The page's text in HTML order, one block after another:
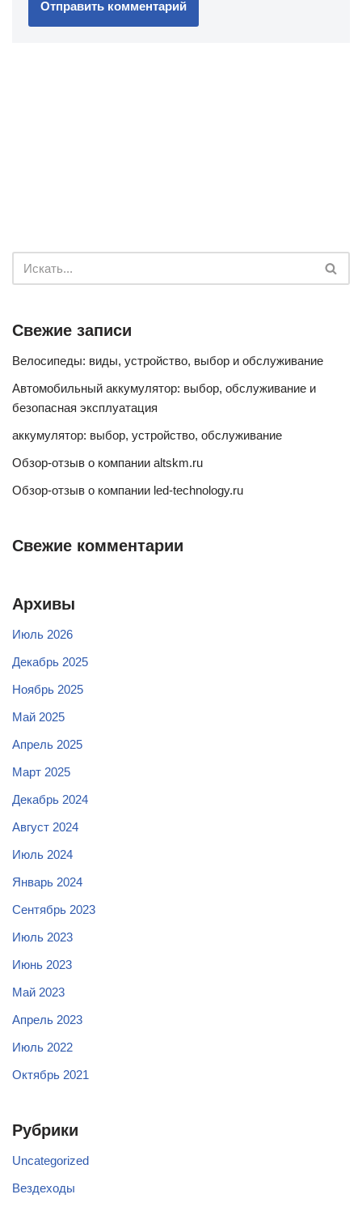
Свежие записи
Велосипеды: виды, устройство, выбор и обслуживание
Автомобильный аккумулятор: выбор, обслуживание и
безопасная эксплуатация
аккумулятор: выбор, устройство, обслуживание
Обзор-отзыв о компании altskm.ru
Обзор-отзыв о компании led-technology.ru
Свежие комментарии
Архивы
Июль 2026
Декабрь 2025
Ноябрь 2025
Май 2025
Апрель 2025
Март 2025
Декабрь 2024
Август 2024
Июль 2024
Январь 2024
Сентябрь 2023
Июль 2023
Июнь 2023
Май 2023
Апрель 2023
Июль 2022
Октябрь 2021
Рубрики
Uncategorized
Вездеходы